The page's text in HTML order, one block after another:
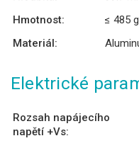
Hmotnost:
≤ 485 g
Materiál:
Elektrické
Rozsah napájecího
napětí +Vs: